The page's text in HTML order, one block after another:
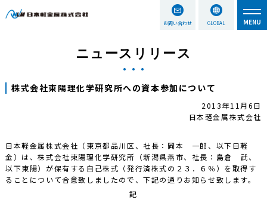
お問い合わせ GLOBAL
ニュースリリース
株式会社東陽理化学研究所への資本参加について
2013年11月6日
日本軽金属株式会社
日本軽金属株式会社（東京都品川区、社長：岡本 一郎、以下日軽
金）は、株式会社東陽理化学研究所（新潟県燕市、社長：島倉 武、
以下東陽）が保有する自己株式（発行済株式の２３．６％）を取得す
ることについて合意致しましたので、下記の通りお知らせ致します。
記